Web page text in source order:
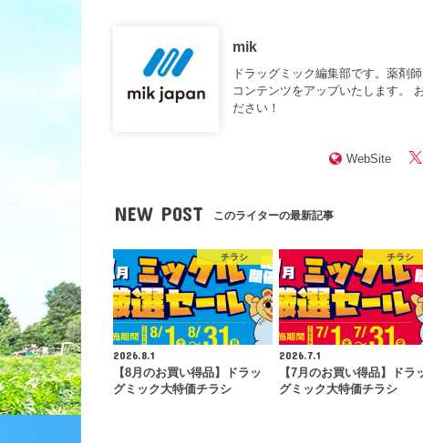
mik
ドラッグミック編集部です。薬剤
コンテンツをアップいたします。
ださい！
WebSite
NEW POST このライターの最新記事
チラシ
2026.8.1
【8月のお買い得品】ドラッ
グミック大特価チラシ
チラシ
2026.7.1
【7月のお買い得品】ドラ
グミック大特価チラシ